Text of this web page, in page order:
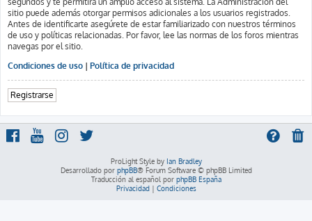
sitio puede además otorgar permisos adicionales a los usuarios registrados.
Antes de identificarte asegúrete de estar familiarizado con nuestros términos
de uso y políticas relacionadas. Por favor, lee las normas de los foros mientras
navegas por el sitio.
Condiciones de uso | Política de privacidad
Registrarse
ProLight Style by Ian Bradley
Desarrollado por phpBB® Forum Software © phpBB Limited
Traducción al español por phpBB España
Privacidad| Condiciones